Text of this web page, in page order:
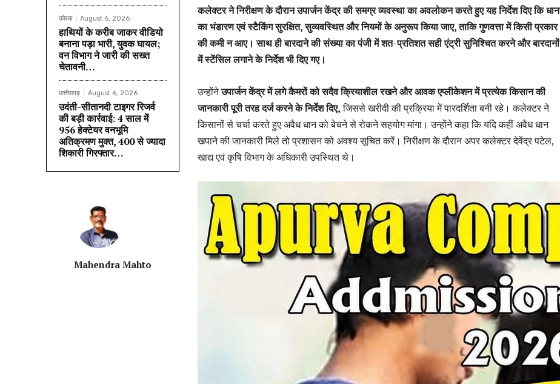
कोरबा August 6, 2026
हाथियों के करीब जाकर वीडियो
बनाना पड़ा भारी, युवक घायल;
वन विभाग ने जारी की सख्त
चेतावनी…
छत्तीसगढ़ August 6, 2026
उदंती-सीतानदी टाइगर रिजर्व
की बड़ी कार्रवाई: 4 साल में
956 हेक्टेयर वनभूमि
अतिक्रमण मुक्त, 400 से ज्यादा
शिकारी गिरफ्तार…
Mahendra Mahto
कलेक्टरने निरीक्षण के दौरान उपार्जन केंद्र की समग्र व्यवस्था का अवलोकन करते हुए यह निर्देश दिए कि धान
का भंडारण एवं स्टैकिंग सुरक्षित, सुव्यवस्थित और नियमों के अनुरूप किया जाए, ताकि गुणवत्ता में किसी प्रकार
की कमी न आए। साथ ही बारदाने की संख्या का पंजी में शत-प्रतिशत सही एंट्री सुनिश्चित करने और बारदानों
में स्टेंसिल लगाने के निर्देश भी दिए गए।
उन्होंनेउपार्जन केंद्र में लगे कैमरों को सदैव क्रियाशील रखने और आवक एप्लीकेशन में प्रत्येक किसान की
जानकारी पूरी तरह दर्ज करने के निर्देश दिए,जिससे खरीदी की प्रक्रिया में पारदर्शिता बनी रहे। कलेक्टर ने
किसानों से चर्चा करते हुए अवैध धान को बेचने से रोकने सहयोग मांगा। उन्होंने कहा कि यदि कहीं अवैध धान
खपाने की जानकारी मिले तो प्रशासन को अवश्य सूचित करें। निरीक्षण के दौरान अपर कलेक्टर देवेंद्र पटेल,
खाद्य एवं कृषि विभाग के अधिकारी उपस्थित थे।